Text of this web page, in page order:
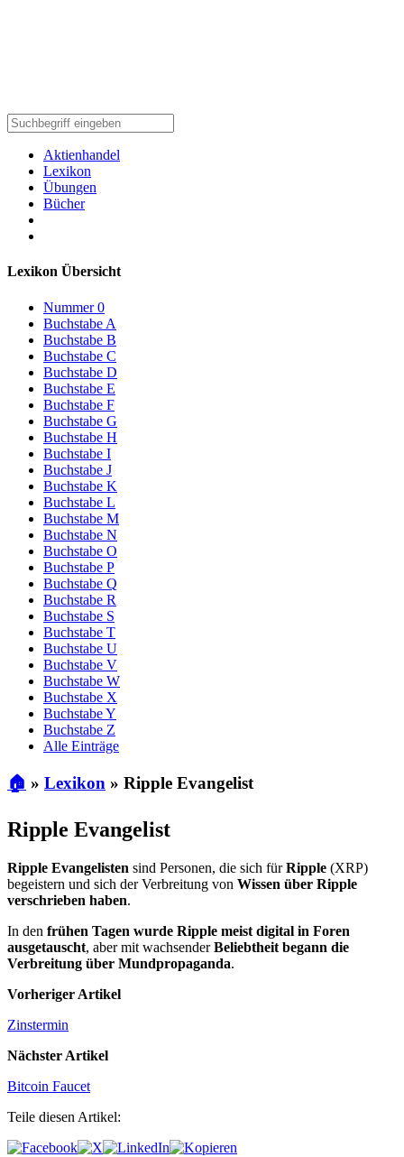
Aktienhandel
Lexikon
Übungen
Bücher
Lexikon Übersicht
Nummer 0
Buchstabe A
Buchstabe B
Buchstabe C
Buchstabe D
Buchstabe E
Buchstabe F
Buchstabe G
Buchstabe H
Buchstabe I
Buchstabe J
Buchstabe K
Buchstabe L
Buchstabe M
Buchstabe N
Buchstabe O
Buchstabe P
Buchstabe Q
Buchstabe R
Buchstabe S
Buchstabe T
Buchstabe U
Buchstabe V
Buchstabe W
Buchstabe X
Buchstabe Y
Buchstabe Z
Alle Einträge
🏠 » Lexikon » Ripple Evangelist
Ripple Evangelist
Ripple Evangelisten sind Personen, die sich fürRipple (XRP)
begeistern und sich der Verbreitung von Wissen über Ripple
verschrieben haben.
In den frühen Tagen wurde Ripple meist digital in Foren
ausgetauscht, aber mit wachsenderBeliebtheit begann die
Verbreitung über Mundpropaganda.
Vorheriger Artikel
Zinstermin
Nächster Artikel
Bitcoin Faucet
Teile diesen Artikel: